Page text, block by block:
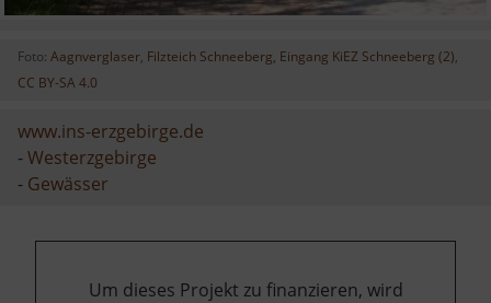
Foto: Aagnverglaser, Filzteich Schneeberg, Eingang KiEZ Schneeberg (2),
CC BY-SA 4.0
www.ins-erzgebirge.de
-Westerzgebirge
- Gewässer
Um dieses Projekt zu finanzieren, wird